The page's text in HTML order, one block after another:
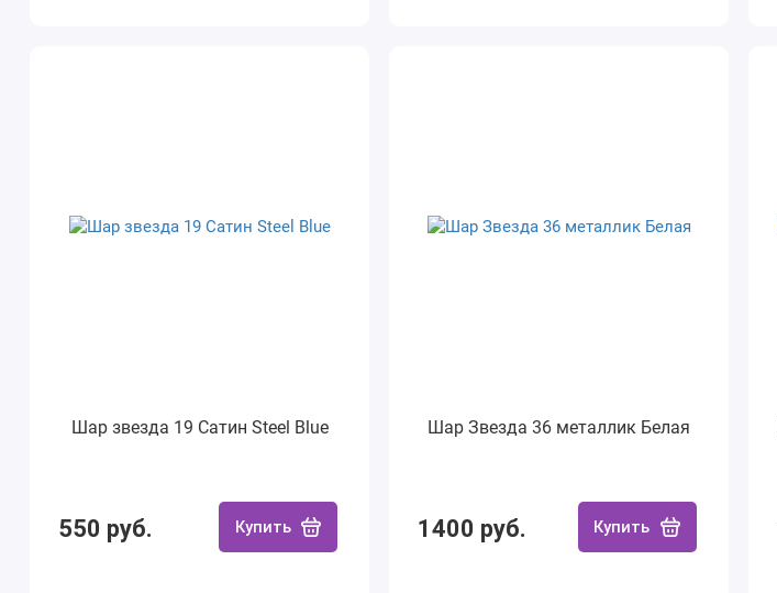
Шар звезда 19 Сатин Steel Blue
550 руб. Купить
Шар Звезда 36 металлик Белая
1400 руб. Купить